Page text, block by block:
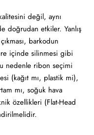
değil, aynı
doğrudan etkiler. Yanlış
barkodun
içinde silinmesi gibi
nedenle ribon seçimi
(kağıt mı, plastik mi),
mı, soğuk hava
özellikleri (Flat-Head